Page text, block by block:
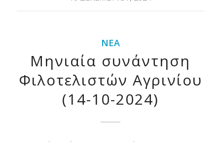
ΝΈΑ
Μηνιαία συνάντηση
Φιλοτελιστών Αγρινίου
(14-10-2024)